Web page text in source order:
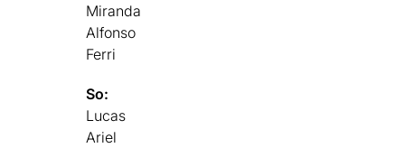
Miranda
Alfonso
Ferri
So:
Lucas
Ariel